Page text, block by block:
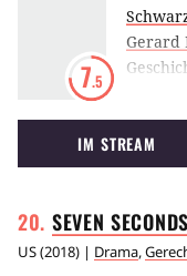
7.5
Gerard
und
für den
IM STREAM
SEVENSECONDS
US(2018) | Drama,